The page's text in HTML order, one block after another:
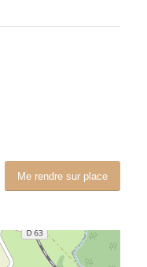
Me rendre sur place